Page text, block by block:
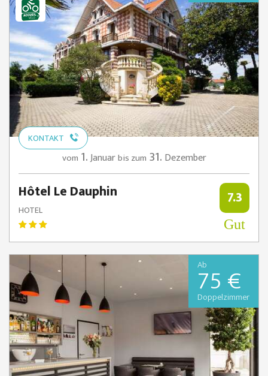
KONTAKT
vom 1.Januarbis zum 31. Dezember
Hôtel Le Dauphin
HOTEL
7.3
Gut
Ab
75 €
Doppelzimmer